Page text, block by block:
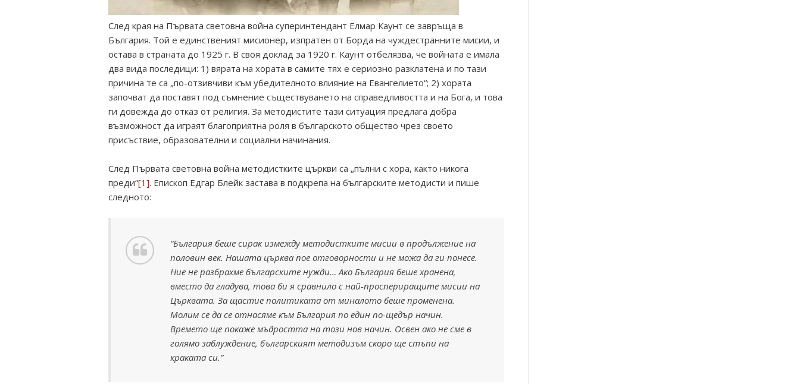
След края на Първата световна война суперинтендант Елмар Каунт се завръща в
България. Той е единственият мисионер, изпратен от Борда на чуждестранните мисии, и
остава в страната до 1925 г. В своя доклад за 1920 г. Каунт отбелязва, че войната е имала
два вида последици: 1) вярата на хората в самите тях е сериозно разклатена и по тази
причина те са „по-отзивчиви към убедителното влияние на Евангелието“; 2) хората
започват да поставят под съмнение съществуването на справедливостта и на Бога, и това
ги довежда до отказ от религия. За методистите тази ситуация предлага добра
възможност да играят благоприятна роля в българското общество чрез своето
присъствие, образователни и социални начинания.
След Първата световна война методистките църкви са „пълни с хора, както никога
преди“[1]. Епископ Едгар Блейк застава в подкрепа на българските методисти и пише
следното:
“България беше сирак измежду методистките мисии в продължение на
половин век. Нашата църква пое отговорности и не можа да ги понесе.
Ние не разбрахме българските нужди… Ако България беше хранена,
вместо да гладува, това би я сравнило с най-проспериращите мисии на
Църквата. За щастие политиката от миналото беше променена.
Молим се да се отнасяме към България по един по-щедър начин.
Времето ще покаже мъдростта на този нов начин. Освен ако не сме в
голямо заблуждение, българският методизъм скоро ще стъпи на
краката си.”